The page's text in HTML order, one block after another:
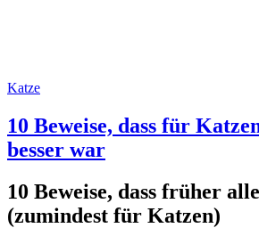
Katze
10 Beweise, dass für
besser war
10 Beweise, dass früher
(zumindest für Katzen)